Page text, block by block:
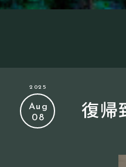
2025
Aug
08
復帰